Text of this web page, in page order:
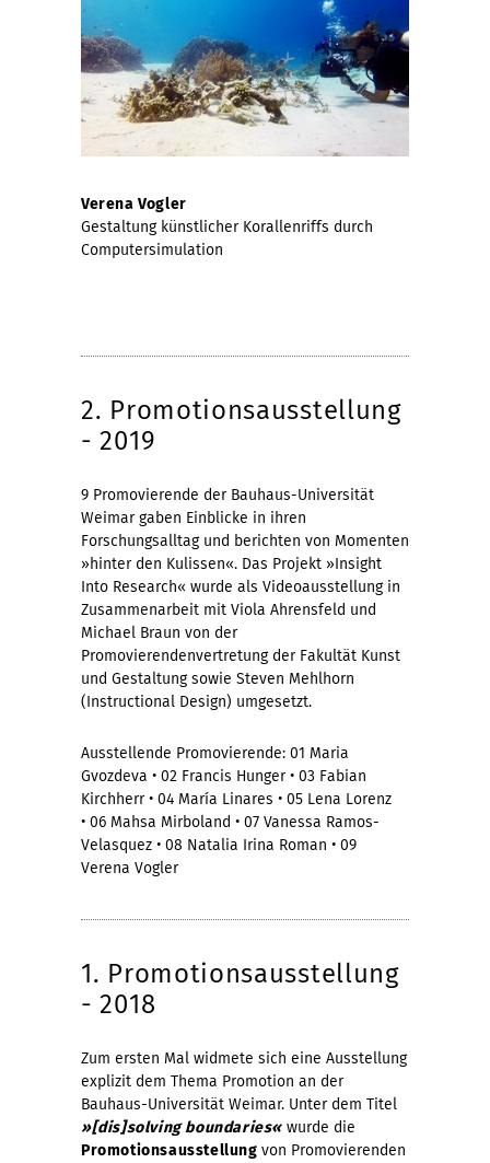
Verena Vogler
Gestaltung künstlicher Korallenriffs durch
Computersimulation
2. Promotionsausstellung
- 2019
9 Promovierende der Bauhaus-Universität
Weimar gaben Einblicke in ihren
Forschungsalltag und berichten von Momenten
»hinter den Kulissen«. Das Projekt »Insight
Into Research« wurde als Videoausstellung in
Zusammenarbeit mit Viola Ahrensfeld und
Michael Braun von der
Promovierendenvertretung der Fakultät Kunst
und Gestaltung sowie Steven Mehlhorn
(Instructional Design) umgesetzt.
Ausstellende Promovierende: 01 Maria
Gvozdeva • 02 Francis Hunger • 03 Fabian
Kirchherr • 04 María Linares • 05 Lena Lorenz
• 06 Mahsa Mirboland • 07 Vanessa Ramos-
Velasquez • 08 Natalia Irina Roman • 09
Verena Vogler
1. Promotionsausstellung
- 2018
Zum ersten Mal widmete sich eine Ausstellung
explizit dem Thema Promotion an der
Bauhaus-Universität Weimar. Unter dem Titel
»[dis]solving boundaries« wurde die
Promotionsausstellungvon Promovierenden